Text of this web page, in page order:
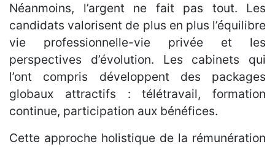
Néanmoins, l’argent ne fait pas tout. Les
candidats valorisent de plus en plus l’équilibre
vie professionnelle-vie privée et les
perspectives d’évolution. Les cabinets qui
l’ont compris développent des packages
globaux attractifs : télétravail, formation
continue, participation aux bénéfices.
Cette approche holistique de la rémunération